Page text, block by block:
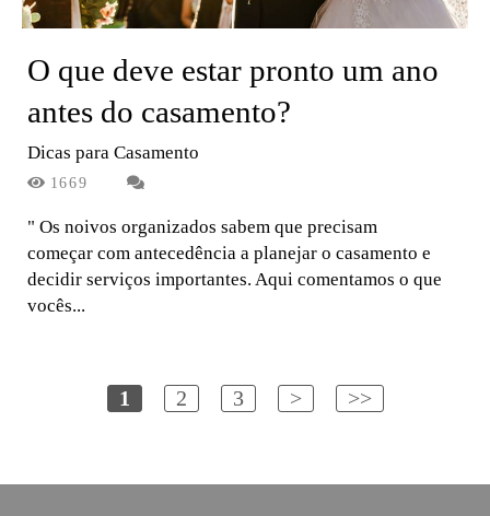
O que deve estar pronto um ano
antes do casamento?
Dicas para Casamento
1669
" Os noivos organizados sabem que precisam
começar com antecedência a planejar o casamento e
decidir serviços importantes. Aqui comentamos o que
vocês...
1 2 3 > >>